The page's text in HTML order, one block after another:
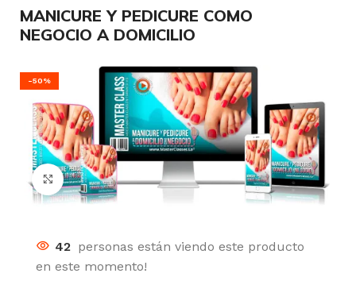
MANICURE Y PEDICURE COMO
NEGOCIO A DOMICILIO
-50%
Click para agrandar
42 personas están viendo este producto
en este momento!